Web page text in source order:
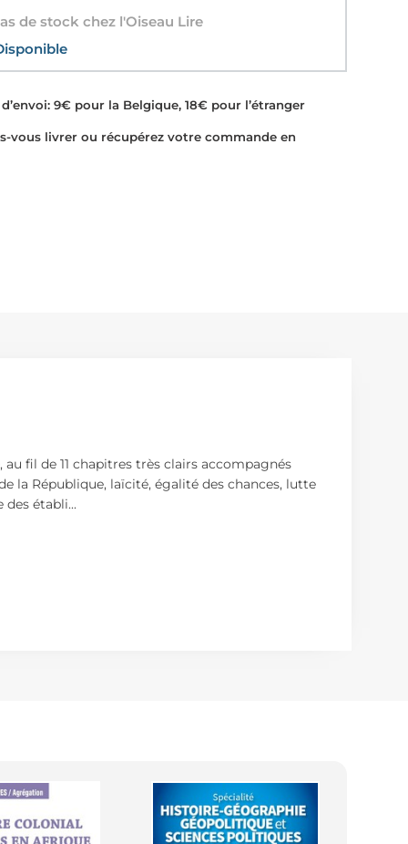
de stock chez l'Oiseau Lire
9€ pour la Belgique, 18€ pour l’étranger
livrer ou récupérez votre commande en
fil de 11 chapitres très clairs accompagnés
la République, laïcité, égalité des chances, lutte
des établi...